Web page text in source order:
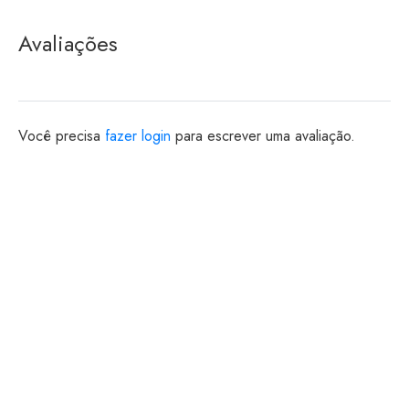
Avaliações
Você precisa fazer login para escrever uma avaliação.